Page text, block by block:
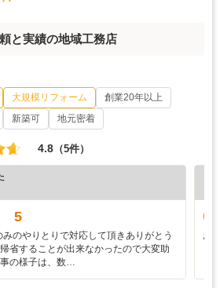
と実績の地域工務店
大規模リフォーム
創業20年以上
新築可 地元密着
4.8 （5件）
5
のやりとりで対応して頂きありがとう
省することが出来なかったので大変助
の様子は、数…
お